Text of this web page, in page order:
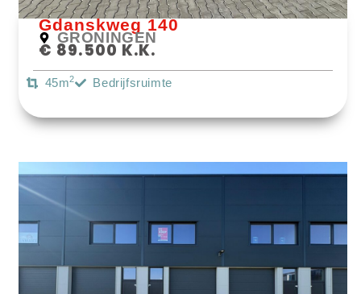
Gdanskweg 140
GRONINGEN
€ 89.500 K.k.
45m2 Bedrijfsruimte